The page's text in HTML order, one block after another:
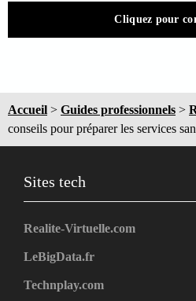
Cliquez pour
Accueil > Guides professionnels >
conseils pour préparer les services
Sites tech
Realite-Virtuelle.com
LeBigData.fr
Technplay.com